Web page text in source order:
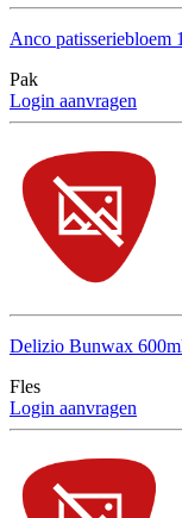
Anco patisseriebloem
Pak
Login aanvragen
Delizio Bunwax
Fles
Login aanvragen